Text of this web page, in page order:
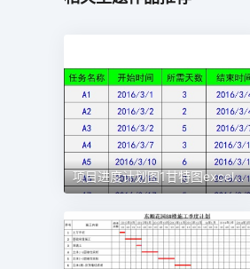
项目进度计划图1甘特图excel模板